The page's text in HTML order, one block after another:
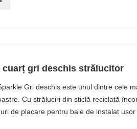
cuarț gri deschis strălucitor
Gri deschis este unul dintre cele
Cu străluciri din sticlă reciclată
de placare pentru baie de instalat